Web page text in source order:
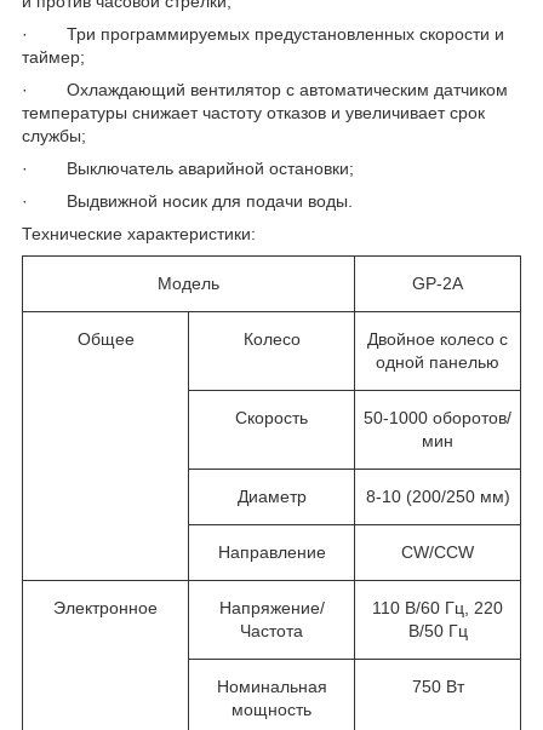
· Три программируемых предустановленных скорости и
таймер;
· Охлаждающий вентилятор с автоматическим датчиком
температуры снижает частоту отказов и увеличивает срок
службы;
· Выключатель аварийной остановки;
· Выдвижной носик для подачи воды.
Технические характеристики:
Модель GP-2A
Общее Колесо
Двойное колесо с
одной панелью
Скорость
50-1000 оборотов/
мин
Диаметр 8-10 (200/250 мм)
Направление CW/CCW
Электронное
Напряжение/
Частота
110 В/60 Гц, 220
В/50 Гц
Номинальная
мощность
750 Вт